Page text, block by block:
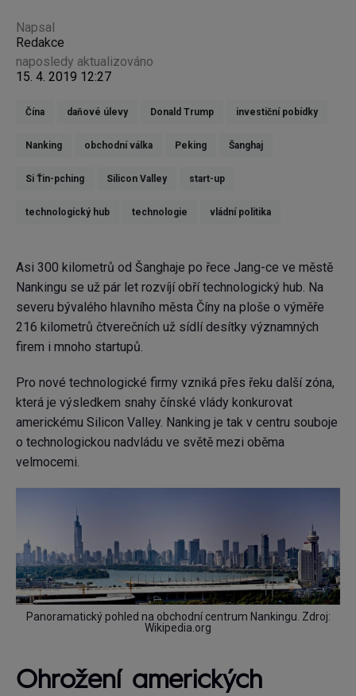
Napsal
Redakce
naposledy aktualizováno
15. 4. 2019 12:27
Čína daňové úlevy Donald Trump investiční pobídky
Nanking obchodní válka Peking Šanghaj
Si Ťin-pching Silicon Valley start-up
technologický hub technologie vládní politika
Asi 300 kilometrů od Šanghaje po řece Jang-ce ve městě
Nankingu se už pár let rozvíjí obří technologický hub. Na
severu bývalého hlavního města Číny na ploše o výměře
216 kilometrů čtverečních už sídlí desítky významných
firem i mnoho startupů.
Pro nové technologické firmy vzniká přes řeku další zóna,
která je výsledkem snahy čínské vlády konkurovat
americkému Silicon Valley. Nanking je tak v centru souboje
o technologickou nadvládu ve světě mezi oběma
velmocemi.
Panoramatický pohled na obchodní centrum Nankingu. Zdroj:
Wikipedia.org
Ohrožení amerických